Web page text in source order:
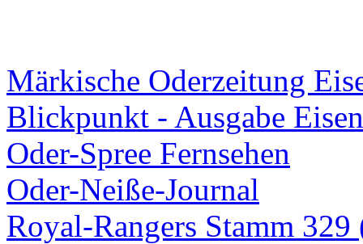
Märkische Oderzeitung
Blickpunkt - Ausgabe
Oder-Spree Fernsehen
Oder-Neiße-Journal
Royal-Rangers Stamm